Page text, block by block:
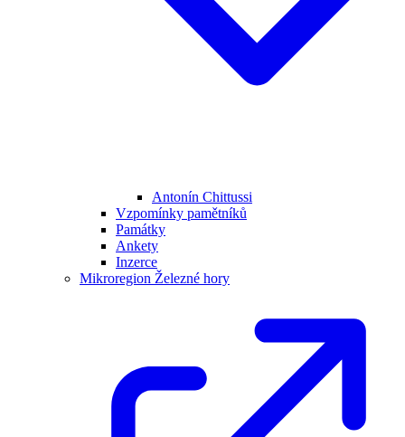
Antonín Chittussi
Vzpomínky pamětníků
Památky
Ankety
Inzerce
Mikroregion Železné hory